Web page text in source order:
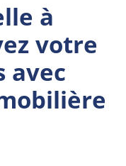
à
votre
avec